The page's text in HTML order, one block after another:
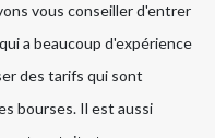
vous conseiller d'entrer
a beaucoup d'expérience
des tarifs qui sont
bourses. Il est aussi